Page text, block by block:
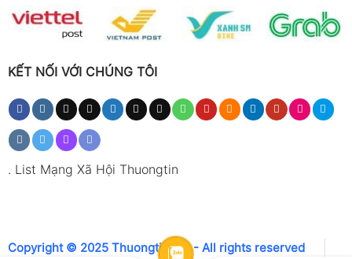
KẾT NỐI VỚI CHÚNG TÔI
. List Mạng Xã Hội Thuongtin
Copyright © 2025 Thuongtin.net - All rights reserved